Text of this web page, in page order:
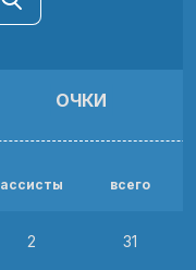
ОЧКИ
ассисты всего
2 31